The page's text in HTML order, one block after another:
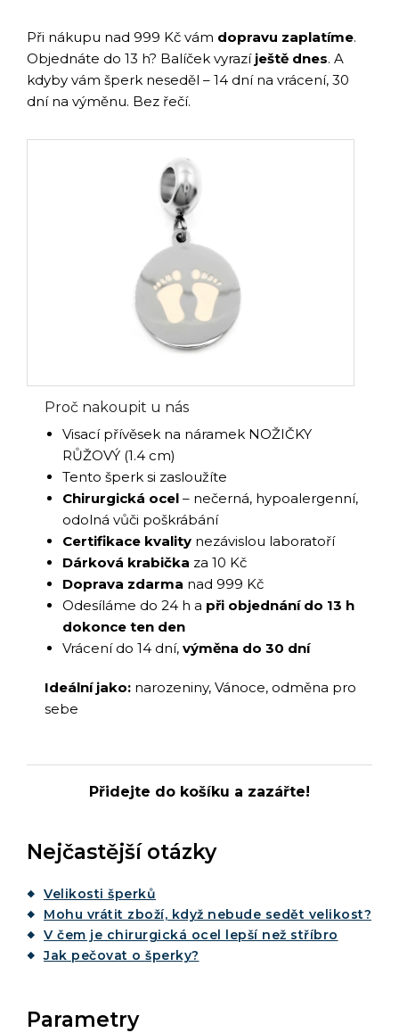
Při nákupu nad 999 Kč vám dopravu zaplatíme.
Objednáte do 13 h? Balíček vyrazí ještě dnes. A
kdyby vám šperk neseděl – 14 dní na vrácení, 30
dní na výměnu. Bez řečí.
Proč nakoupit u nás
Visací přívěsek na náramek NOŽIČKY
RŮŽOVÝ (1.4 cm)
Tento šperk si zasloužíte
Chirurgická ocel – nečerná, hypoalergenní,
odolná vůči poškrábání
Certifikace kvality nezávislou laboratoří
Dárková krabička za 10 Kč
Doprava zdarma nad 999 Kč
Odesíláme do 24 h a při objednání do 13 h
dokonce ten den
Vrácení do 14 dní, výměna do 30 dní
Ideální jako: narozeniny, Vánoce, odměna pro
sebe
Přidejte do košíku a zazářte!
Nejčastější otázky
Velikosti šperků
Mohu vrátit zboží, když nebude sedět velikost?
V čem je chirurgická ocel lepší než stříbro
Jak pečovat o šperky?
Parametry